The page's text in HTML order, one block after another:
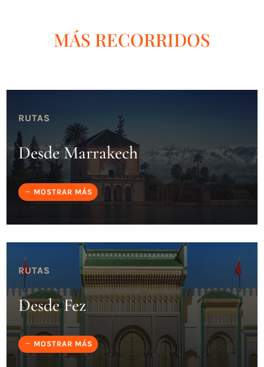
MÁS RECORRIDOS
RUTAS
Desde Marrakech
MOSTRAR MÁS
RUTAS
Desde Fez
MOSTRAR MÁS